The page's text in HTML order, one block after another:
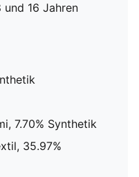
und 16 Jahren
7.70% Synthetik
35.97%